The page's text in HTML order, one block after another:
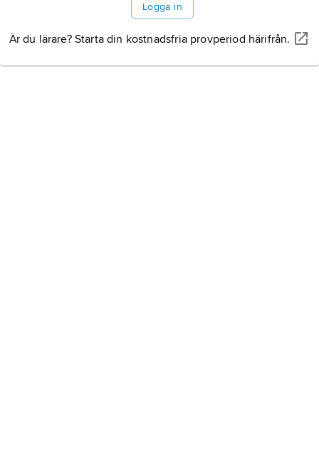
Logga in
Är du lärare? Starta din kostnadsfria provperiod härifrån.